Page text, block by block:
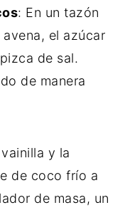
: En un tazón
el azúcar
de sal.
de manera
y la
de coco frío a
de masa, un